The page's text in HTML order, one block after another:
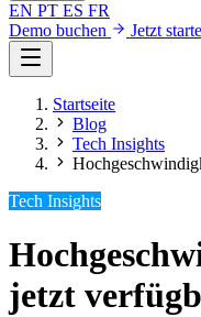
EN PT ES FR
Demo buchen
Jetzt
Startseite
Blog
Tech Insights
Tech Insights
jetzt